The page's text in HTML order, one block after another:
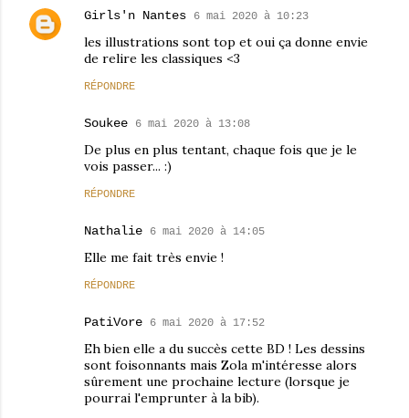
Girls'n Nantes 6 mai 2020 à 10:23
les illustrations sont top et oui ça donne envie
de relire les classiques <3
RÉPONDRE
Soukee 6 mai 2020 à 13:08
De plus en plus tentant, chaque fois que je le
vois passer... :)
RÉPONDRE
Nathalie 6 mai 2020 à 14:05
Elle me fait très envie !
RÉPONDRE
PatiVore 6 mai 2020 à 17:52
Eh bien elle a du succès cette BD ! Les dessins
sont foisonnants mais Zola m'intéresse alors
sûrement une prochaine lecture (lorsque je
pourrai l'emprunter à la bib).